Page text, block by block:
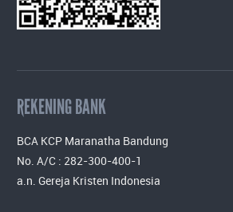
REKENING BANK
BCA KCP Maranatha Bandung
No. A/C : 282-300-400-1
a.n. Gereja Kristen Indonesia